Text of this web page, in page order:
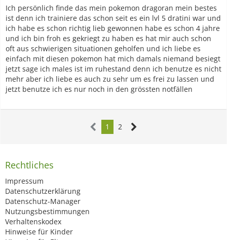
Ich persönlich finde das mein pokemon dragoran mein bestes
ist denn ich trainiere das schon seit es ein lvl 5 dratini war und
ich habe es schon richtig lieb gewonnen habe es schon 4 jahre
und ich bin froh es gekriegt zu haben es hat mir auch schon
oft aus schwierigen situationen geholfen und ich liebe es
einfach mit diesen pokemon hat mich damals niemand besiegt
jetzt sage ich males ist im ruhestand denn ich benutze es nicht
mehr aber ich liebe es auch zu sehr um es frei zu lassen und
jetzt benutze ich es nur noch in den grössten notfällen
1 2
Rechtliches
Impressum
Datenschutzerklärung
Datenschutz-Manager
Nutzungsbestimmungen
Verhaltenskodex
Hinweise für Kinder